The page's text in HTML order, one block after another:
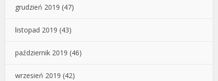
grudzień 2019 (47)
listopad 2019 (43)
październik 2019 (46)
wrzesień 2019 (42)